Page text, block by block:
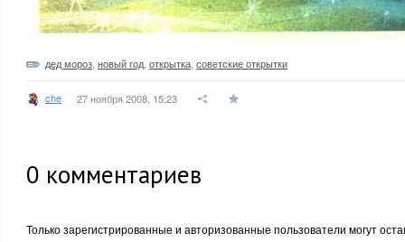
дед мороз новый год открытка советские открытки
che 27 ноября 2008, 15:23
0 комментариев
Только зарегистрированные и авторизованные пользователи могут